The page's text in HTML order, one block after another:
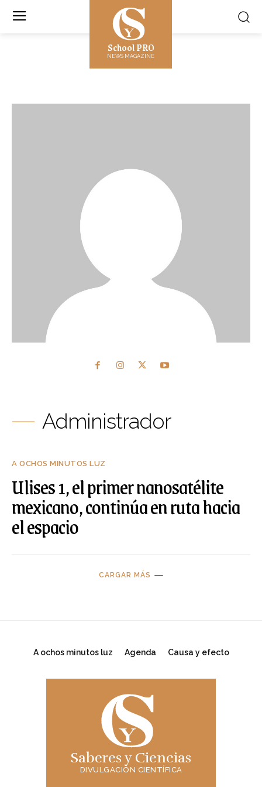
School PRO
NEWS MAGAZINE
Administrador
A OCHOS MINUTOS LUZ
Ulises 1, el primer nanosatélite
mexicano, continúa en ruta hacia
el espacio
CARGAR MÁS
A ochos minutos luz Agenda Causa y efecto
Saberes y Ciencias
DIVULGACIÓN CIENTÍFICA